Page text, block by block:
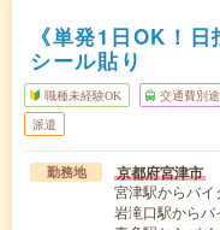
《単発1日OK！
シール貼り
職種未経験OK 交通費別
派遣
勤務地 京都府宮津市
宮津駅からバイ
岩滝口駅からバ